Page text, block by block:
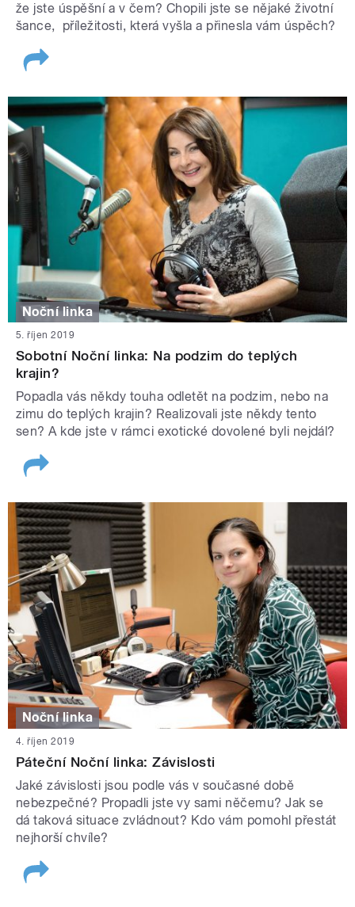
že jste úspěšní a v čem? Chopili jste se nějaké životní
šance, příležitosti, která vyšla a přinesla vám úspěch?
Noční linka
5. říjen 2019
Sobotní Noční linka: Na podzim do teplých
krajin?
Popadla vás někdy touha odletět na podzim, nebo na
zimu do teplých krajin? Realizovali jste někdy tento
sen? A kde jste v rámci exotické dovolené byli nejdál?
Noční linka
4. říjen 2019
Páteční Noční linka: Závislosti
Jaké závislosti jsou podle vás v současné době
nebezpečné? Propadli jste vy sami něčemu? Jak se
dá taková situace zvládnout? Kdo vám pomohl přestát
nejhorší chvíle?